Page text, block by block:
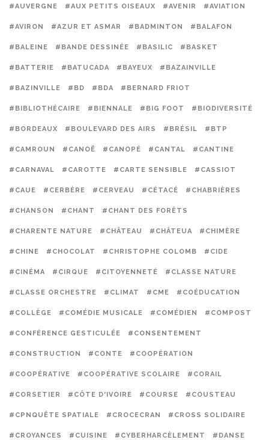
#AUVERGNE #AUX PETITS OISEAUX #AVENIR #AVIATION
#AVIRON #AZUR ET ASMAR #BADMINTON #BALAFON
#BALEINE #BANDE DESSINÉE #BASILIC #BASKET
#BATTERIE #BATUCADA #BAYEUX #BAZAINVILLE
#BAZINVILLE #BD #BDA #BERNARD FRIOT
#BIBLIOTHÉCAIRE #BIENNALE #BIG FOOT #BIODIVERSITÉ
#BORDEAUX #BOULEVARD DES AIRS #BRÉSIL #BTP
#CAMROUN #CANOË #CANOPÉ #CANTAL #CANTINE
#CARNAVAL #CAROTTE #CARTE SENSIBLE #CASSIOT
#CAUE #CERBÈRE #CERVEAU #CÉTACÉ #CHABRIÈRES
#CHANSON #CHANT #CHANT DES FORÊTS
#CHARENTE NATURE #CHÂTEAU #CHÂTEUA #CHIMÈRE
#CHINE #CHOCOLAT #CHRISTOPHE COLOMB #CIDE
#CINÉMA #CIRQUE #CITOYENNETÉ #CLASSE NATURE
#CLASSE ORCHESTRE #CLIMAT #CME #COÉDUCATION
#COLLÈGE #COMÉDIE MUSICALE #COMÉDIEN #COMPOST
#CONFÉRENCE GESTICULÉE #CONSENTEMENT
#CONSTRUCTION #CONTE #COOPÉRATION
#COOPÉRATIVE #COOPÉRATIVE SCOLAIRE #CORAIL
#CORSETIER #CÔTE D'IVOIRE #COURSE #COUSTEAU
#CPNQUÊTE SPATIALE #CROCECRAN #CROSS SOLIDAIRE
#CROYANCES #CUISINE #CYBERHARCÈLEMENT #DANSE